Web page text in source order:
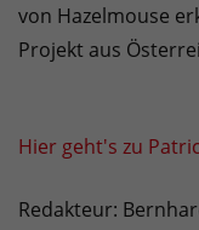
von Hazelmouse
Projekt aus
Hier geht's zu
Redakteur: